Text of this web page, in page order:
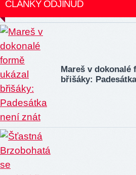
ČLÁNKY ODJINUD
Mareš v dokonalé
břišáky: